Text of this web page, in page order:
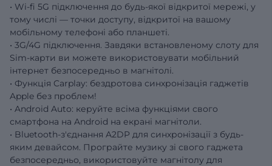
• Wi-fi 5G підключення до будь-якої відкритої мережі, у
тому числі — точки доступу, відкритої на вашому
мобільному телефоні або планшеті.
• 3G/4G підключення. Завдяки встановленому слоту для
Sim-карти ви можете використовувати мобільний
інтернет безпосередньо в магнітолі.
• Функція Carplay: бездротова синхронізація гаджетів
Apple без проблем!
• Android Auto: керуйте всіма функціями свого
смартфона на Android на екрані магнітоли.
• Bluetooth-з'єднання A2DP для синхронізації з будь-
яким девайсом. Програйте музику зі свого гаджета
безпосередньо, використовуйте магнітолу для